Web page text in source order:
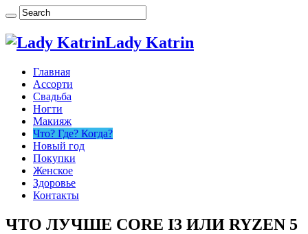
Lady Katrin
Главная
Ассорти
Свадьба
Ногти
Макияж
Что? Где? Когда?
Новый год
Покупки
Женское
Здоровье
Контакты
ЧТО ЛУЧШЕ CORE I3 ИЛИ RYZEN 5